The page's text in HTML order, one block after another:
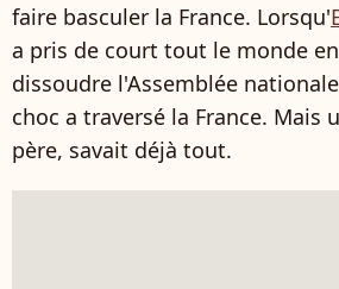
faire basculer la France. Lorsqu'
a pris de court tout le monde
dissoudre l'Assemblée
choc a traversé la France. Mais
père, savait déjà tout.